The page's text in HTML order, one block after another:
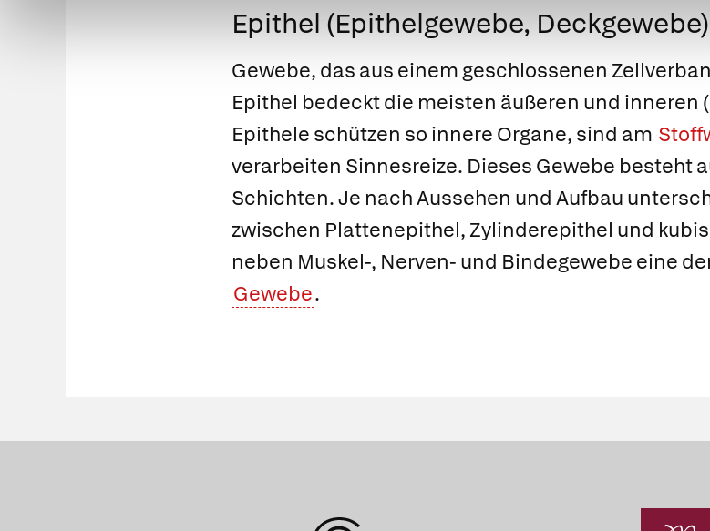
Epithel (Epithelgewebe, Deckgewebe)
Gewebe, das aus einem geschlossenen
Epithel bedeckt die meisten äußeren und inneren (
Epithele schützen so innere Organe, sind am
verarbeiten Sinnesreize. Dieses Gewebe besteht
Schichten. Je nach Aussehen und Aufbau
zwischen Plattenepithel, Zylinderepithel und
neben Muskel-, Nerven- und Bindegewebe eine
Gewebe.